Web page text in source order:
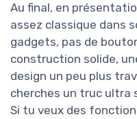
Au final, en
assez classique dans
gadgets, pas de
construction solide,
design un peu plus
cherches un truc ultra
Si tu veux des